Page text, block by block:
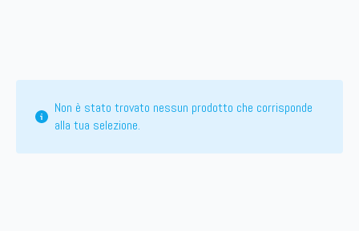
Non è stato trovato nessun prodotto che corrisponde
alla tua selezione.